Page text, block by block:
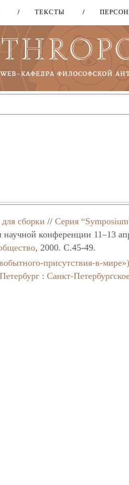
Перейти
основному
содержанию
ТЕКСТЫ
сборки //Серия
конференции 11–13
, 2000. C.45-49.
присутствия-в-мире»)
:Санкт-